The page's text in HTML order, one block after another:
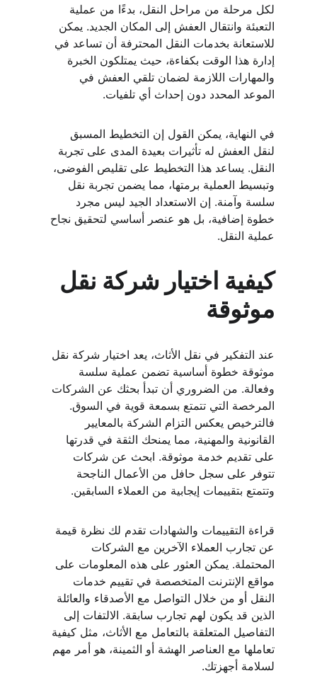
لكل مرحلة من مراحل النقل، بدءًا من عملية
التعبئة وانتقال العفش إلى المكان الجديد. يمكن
للاستعانة بخدمات النقل المحترفة أن تساعد في
إدارة هذا الوقت بكفاءة، حيث يمتلكون الخبرة
والمهارات اللازمة لضمان تلقي العفش في
الموعد المحدد دون إحداث أي تلفيات.
في النهاية، يمكن القول إن التخطيط المسبق
لنقل العفش له تأثيرات بعيدة المدى على تجربة
النقل. يساعد هذا التخطيط على تقليص الفوضى،
وتبسيط العملية برمتها، مما يضمن تجربة نقل
سلسة وآمنة. إن الاستعداد الجيد ليس مجرد
خطوة إضافية، بل هو عنصر أساسي لتحقيق نجاح
عملية النقل.
كيفية اختيار شركة نقل
موثوقة
عند التفكير في نقل الأثاث، يعد اختيار شركة نقل
موثوقة خطوة أساسية تضمن عملية سلسة
وفعالة. من الضروري أن تبدأ بحثك عن الشركات
المرخصة التي تتمتع بسمعة قوية في السوق.
فالترخيص يعكس التزام الشركة بالمعايير
القانونية والمهنية، مما يمنحك الثقة في قدرتها
على تقديم خدمة موثوقة. ابحث عن شركات
تتوفر على سجل حافل من الأعمال الناجحة
وتتمتع بتقييمات إيجابية من العملاء السابقين.
قراءة التقييمات والشهادات تقدم لك نظرة قيمة
عن تجارب العملاء الآخرين مع الشركات
المحتملة. يمكن العثور على هذه المعلومات على
مواقع الإنترنت المتخصصة في تقييم خدمات
النقل أو من خلال التواصل مع الأصدقاء والعائلة
الذين قد يكون لهم تجارب سابقة. الالتفات إلى
التفاصيل المتعلقة بالتعامل مع الأثاث، مثل كيفية
تعاملها مع العناصر الهشة أو الثمينة، هو أمر مهم
لسلامة أجهزتك.